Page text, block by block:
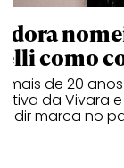
como
mais de 20
da Vivara
marca no